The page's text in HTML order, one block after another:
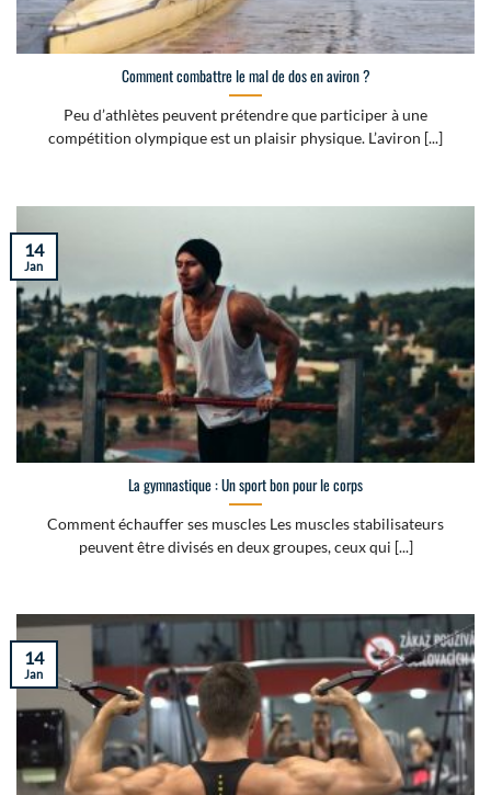
Comment combattre le mal de dos en aviron ?
Peu d’athlètes peuvent prétendre que participer à une
compétition olympique est un plaisir physique. L’aviron [...]
La gymnastique : Un sport bon pour le corps
Comment échauffer ses muscles Les muscles stabilisateurs
peuvent être divisés en deux groupes, ceux qui [...]
14
Jan
14
Jan